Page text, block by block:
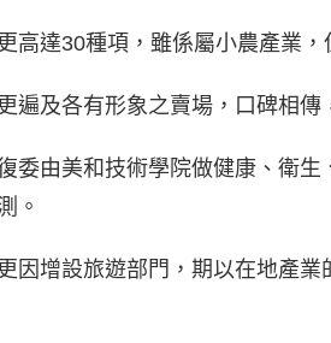
高達30種項，雖係屬小農產業，
遍及各有形象之賣場，口碑相傳
委由美和技術學院做健康、衛
。
因增設旅遊部門，期以在地產業